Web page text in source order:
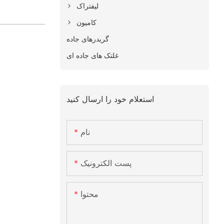
لیفتراک
کامیون
گریدرهای جاده
غلتک های جاده ای
استعلام خود را ارسال کنید
نام
پست الکترونیک
محتوا